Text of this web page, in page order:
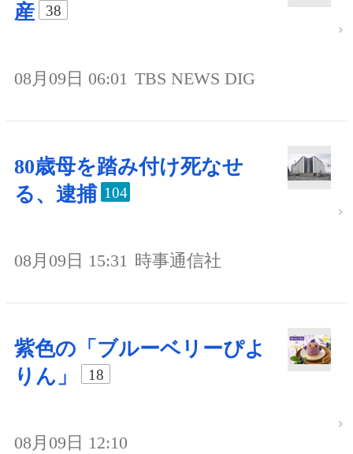
産
38
08月09日 06:01 TBS NEWS DIG
80歳母を踏み付け死なせ
る、逮捕 104
08月09日 15:31 時事通信社
紫色の「ブルーベリーぴよ
りん」
18
08月09日 12:10